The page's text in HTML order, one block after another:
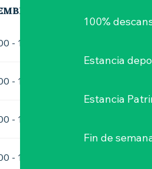
100%
Estancia
Estancia
Fin de
31 DICIEMBRE 2026
2026
- 14:30
- 15:00
- 15:00
- 15:00